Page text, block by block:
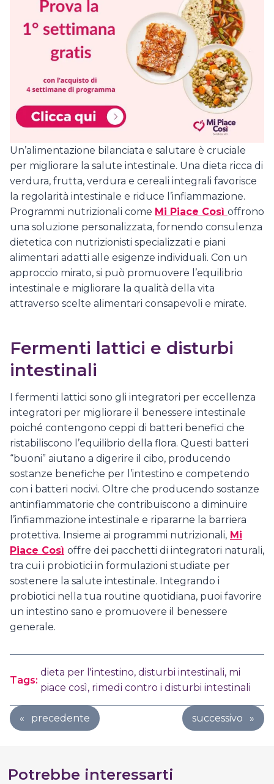
Un’alimentazione bilanciata e salutare è cruciale
per migliorare la salute intestinale. Una dieta ricca di
verdura, frutta, verdura e cereali integrali favorisce
la regolarità intestinale e riduce l’infiammazione.
Programmi nutrizionali come Mi Piace Così offrono
una soluzione personalizzata, fornendo consulenza
dietetica con nutrizionisti specializzati e piani
alimentari adatti alle esigenze individuali. Con un
approccio mirato, si può promuovere l’equilibrio
intestinale e migliorare la qualità della vita
attraverso scelte alimentari consapevoli e mirate.
Fermenti lattici e disturbi
intestinali
I fermenti lattici sono gli integratori per eccellenza
integratori per migliorare il benessere intestinale
poiché contengono ceppi di batteri benefici che
ristabiliscono l’equilibrio della flora. Questi batteri
“buoni” aiutano a digerire il cibo, producendo
sostanze benefiche per l’intestino e competendo
con i batteri nocivi. Oltre che producendo sostanze
antinfiammatorie che contribuiscono a diminuire
l’infiammazione intestinale e ripararne la barriera
protettiva. Insieme ai programmi nutrizionali, Mi
Piace Così offre dei pacchetti di integratori naturali,
tra cui i probiotici in formulazioni studiate per
sostenere la salute intestinale. Integrando i
probiotici nella tua routine quotidiana, puoi favorire
un intestino sano e promuovere il benessere
generale.
Tags:
dieta per l'intestino, disturbi intestinali, mi
piace così, rimedi contro i disturbi intestinali
« precedente successivo »
Potrebbe interessarti